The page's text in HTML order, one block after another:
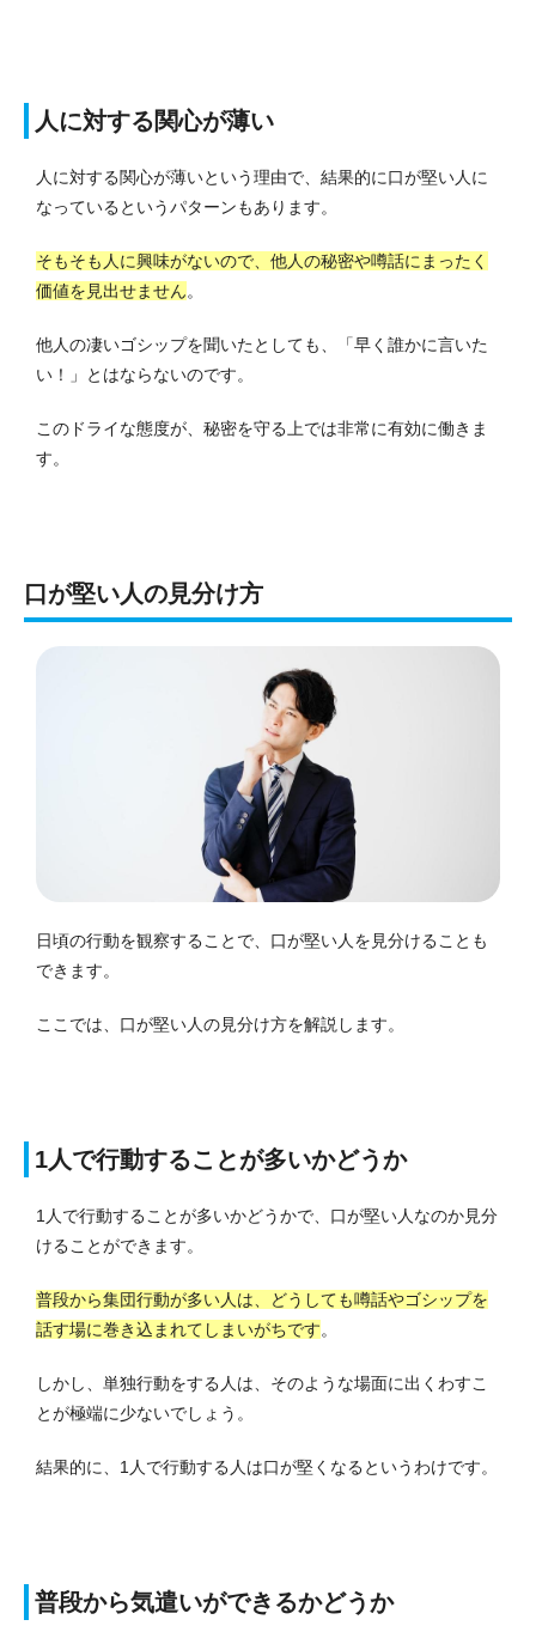
人に対する関心が薄い
人に対する関心が薄いという理由で、結果的に口が堅い人に
なっているというパターンもあります。
そもそも人に興味がないので、他人の秘密や噂話にまったく
価値を見出せません。
他人の凄いゴシップを聞いたとしても、「早く誰かに言いた
い！」とはならないのです。
このドライな態度が、秘密を守る上では非常に有効に働きま
す。
口が堅い人の見分け方
日頃の行動を観察することで、口が堅い人を見分けることも
できます。
ここでは、口が堅い人の見分け方を解説します。
1人で行動することが多いかどうか
1人で行動することが多いかどうかで、口が堅い人なのか見分
けることができます。
普段から集団行動が多い人は、どうしても噂話やゴシップを
話す場に巻き込まれてしまいがちです。
しかし、単独行動をする人は、そのような場面に出くわすこ
とが極端に少ないでしょう。
結果的に、1人で行動する人は口が堅くなるというわけです。
普段から気遣いができるかどうか